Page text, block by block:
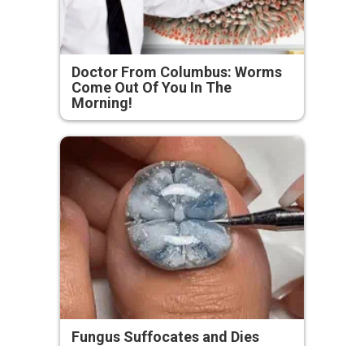
Doctor From Columbus: Worms
Come Out Of You In The
Morning!
Fungus Suffocates and Dies